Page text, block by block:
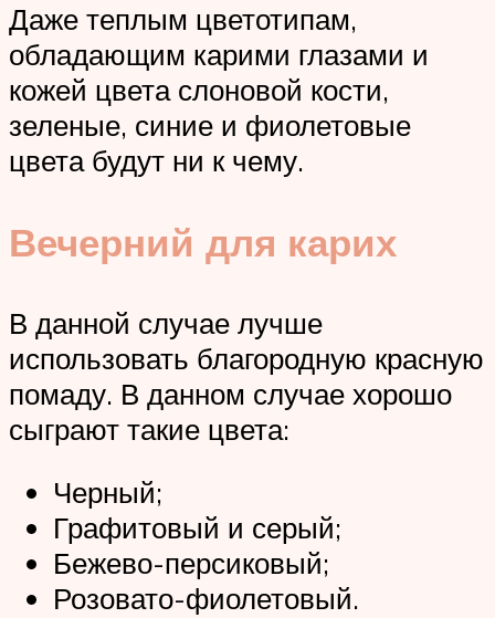
Даже теплым цветотипам,
обладающим карими глазами и
кожей цвета слоновой кости,
зеленые, синие и фиолетовые
цвета будут ни к чему.
Вечерний для карих
В данной случае лучше
использовать благородную красную
помаду. В данном случае хорошо
сыграют такие цвета:
Черный;
Графитовый и серый;
Бежево-персиковый;
Розовато-фиолетовый.